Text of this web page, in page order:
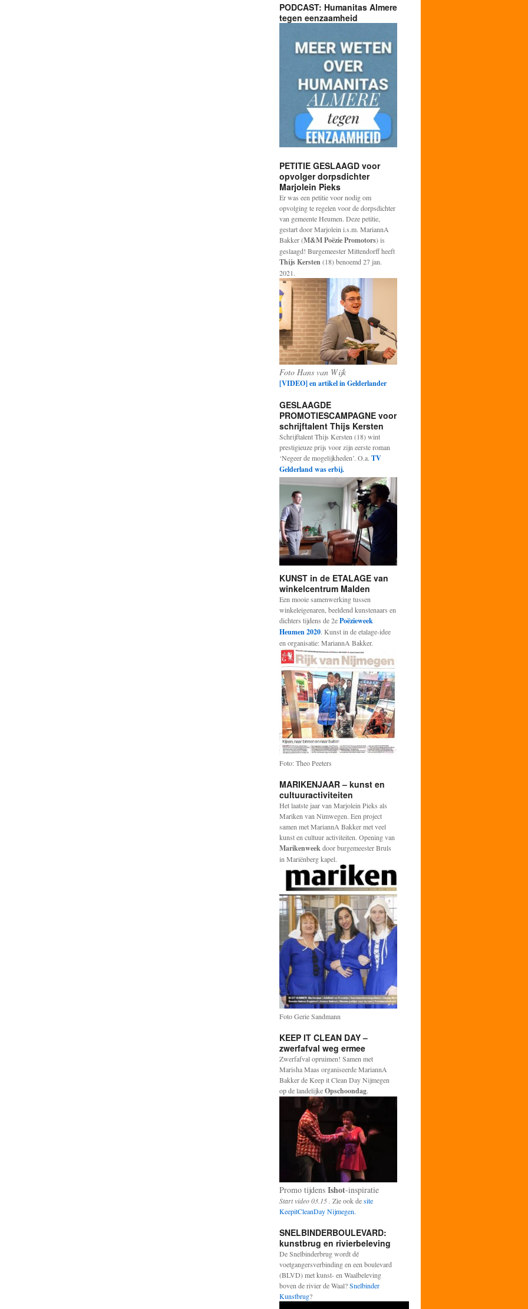
PODCAST: Humanitas Almere
tegen eenzaamheid
PETITIE GESLAAGD voor
opvolger dorpsdichter
Marjolein Pieks
Er was een petitie voor nodig om
opvolging te regelen voor de dorpsdichter
van gemeente Heumen. Deze petitie,
gestart door Marjolein i.s.m. MariannA
Bakker (M&M Poëzie Promotors) is
geslaagd! Burgemeester Mittendorff heeft
Thijs Kersten(18) benoemd 27 jan.
2021.
Foto Hans van Wijk
[VIDEO] en artikel in Gelderlander
GESLAAGDE
PROMOTIESCAMPAGNE voor
schrijftalent Thijs Kersten
Schrijftalent Thijs Kersten (18) wint
prestigieuze prijs voor zijn eerste roman
‘Negeer de mogelijkheden’. O.a. TV
Gelderland was erbij.
KUNST in de ETALAGE van
winkelcentrum Malden
Een mooie samenwerking tussen
winkeleigenaren, beeldend kunstenaars en
dichters tijdens de 2ePoëzieweek
Heumen 2020. Kunst in de etalage-idee
en organisatie: MariannA Bakker.
Foto: Theo Peeters
MARIKENJAAR – kunst en
cultuuractiviteiten
Het laatste jaar van Marjolein Pieks als
Mariken van Nimwegen. Een project
samen met MariannA Bakker met veel
kunst en cultuur activiteiten. Opening van
Marikenweekdoor burgemeester Bruls
in Mariënberg kapel.
Foto Gerie Sandmann
KEEP IT CLEAN DAY –
zwerfafval weg ermee
Zwerfafval opruimen! Samen met
Marisha Maas organiseerde MariannA
Bakker de Keep it Clean Day Nijmegen
op de landelijkeOpschoondag.
Promo tijdens Ishot-inspiratie
Start video 03.15 . Zie ook desite
KeepitCleanDay Nijmegen.
SNELBINDERBOULEVARD:
kunstbrug en rivierbeleving
De Snelbinderbrug wordt dé
voetgangersverbinding en een boulevard
(BLVD) met kunst- en Waalbeleving
boven de rivier de Waal?Snelbinder
Kunstbrug?